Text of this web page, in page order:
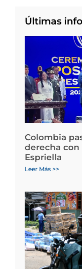
Últimas
Colombia
derecha con
Espriella
Leer Más >>